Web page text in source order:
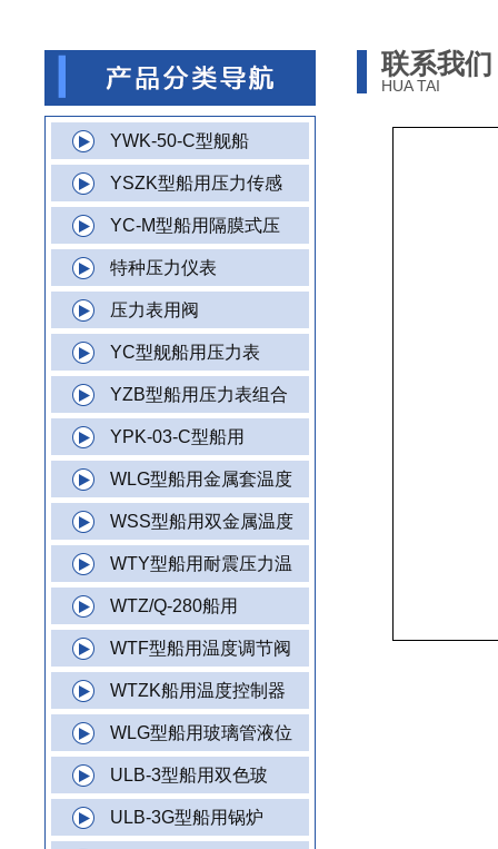
YWK-50-C型舰船
YSZK型船用压力传感
YC-M型船用隔膜式压
特种压力仪表
压力表用阀
YC型舰船用压力表
YZB型船用压力表组合
YPK-03-C型船用
WLG型船用金属套温度
WSS型船用双金属温度
WTY型船用耐震压力温
WTZ/Q-280船用
WTF型船用温度调节阀
WTZK船用温度控制器
WLG型船用玻璃管液位
ULB-3型船用双色玻
ULB-3G型船用锅炉
联系我们
HUA TAI